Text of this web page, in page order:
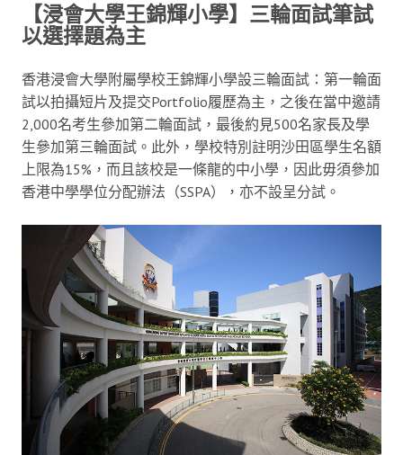
【浸會大學王錦輝小學】 三輪面試筆試
以選擇題為主
香港浸會大學附屬學校王錦輝小學設三輪面試：第一輪面
試以拍攝短片及提交Portfolio履歷為主，之後在當中邀請
2,000名考生參加第二輪面試，最後約見500名家長及學
生參加第三輪面試。此外，學校特別註明沙田區學生名額
上限為15%，而且該校是一條龍的中小學，因此毋須參加
香港中學學位分配辦法（SSPA），亦不設呈分試。